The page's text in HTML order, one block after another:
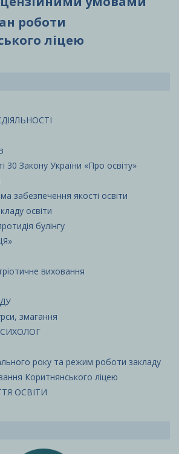
роботи
ліцею
30 Закону України «Про освіту»
забезпечення якості освіти
освіти
булінгу
виховання
змагання
року та режим роботи закладу
Коритнянського ліцею
ОСВІТИ